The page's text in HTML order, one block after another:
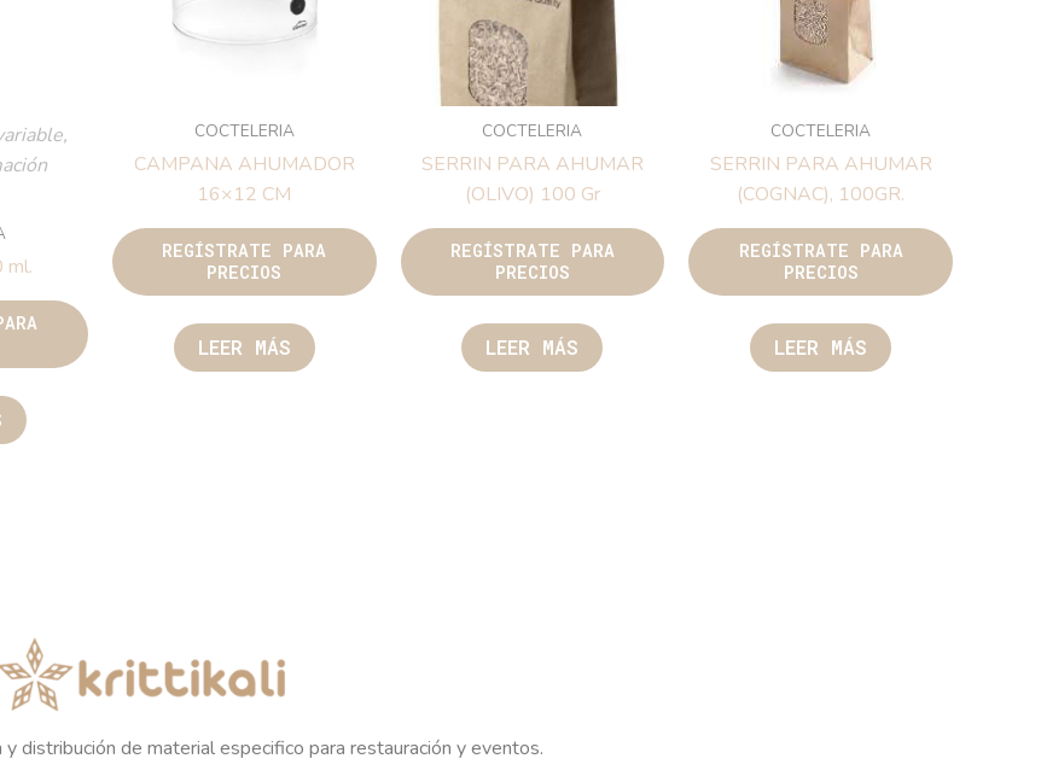
ml.
COCTELERIA
CAMPANA AHUMADOR
16×12 CM
REGÍSTRATE PARA
PRECIOS
LEER MÁS
COCTELERIA
SERRIN PARA AHUMAR
(OLIVO) 100 Gr
REGÍSTRATE PARA
PRECIOS
LEER MÁS
COCTELERIA
SERRIN PARA AHUMAR
(COGNAC), 100GR.
REGÍSTRATE PARA
PRECIOS
LEER MÁS
y distribución de material especifico para restauración y eventos.